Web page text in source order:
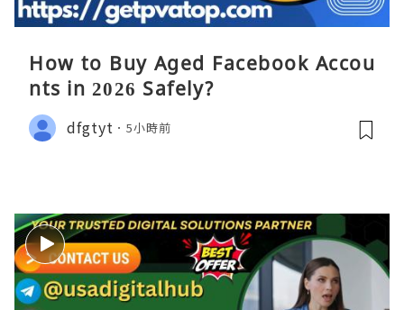
How to Buy Aged Facebook Accou
nts in 2026 Safely?
dfgtyt 5小時前